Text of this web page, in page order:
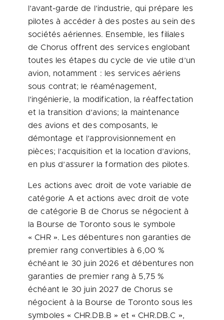
l’avant-garde de l’industrie, qui prépare les
pilotes à accéder à des postes au sein des
sociétés aériennes. Ensemble, les filiales
de Chorus offrent des services englobant
toutes les étapes du cycle de vie utile d’un
avion, notamment : les services aériens
sous contrat; le réaménagement,
l’ingénierie, la modification, la réaffectation
et la transition d’avions; la maintenance
des avions et des composants, le
démontage et l’approvisionnement en
pièces; l’acquisition et la location d’avions,
en plus d’assurer la formation des pilotes.
Les actions avec droit de vote variable de
catégorie A et actions avec droit de vote
de catégorie B de Chorus se négocient à
la Bourse deToronto sous le symbole
« CHR ». Les débentures non garanties de
premier rang convertibles à 6,00 %
échéant le 30 juin 2026 et débentures non
garanties de premier rang à 5,75 %
échéant le 30 juin 2027 de Chorus se
négocient à la Bourse deToronto sous les
symboles « CHR.DB.B » et « CHR.DB.C »,